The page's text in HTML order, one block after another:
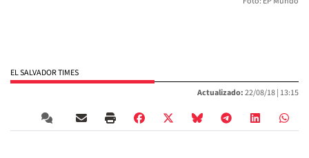
EL SALVADOR TIMES
Actualizado:22/08/18 | 13:15